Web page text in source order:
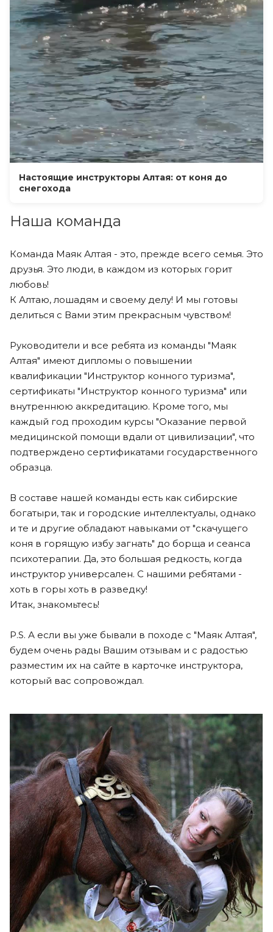
Настоящие инструкторы Алтая: от коня до
снегохода
Наша команда
Команда Маяк Алтая - это, прежде всего семья. Это
друзья. Это люди, в каждом из которых горит
любовь!
К Алтаю, лошадям и своему делу! И мы готовы
делиться с Вами этим прекрасным чувством!
Руководители и все ребята из команды "Маяк
Алтая" имеют дипломы о повышении
квалификации "Инструктор конного туризма",
сертификаты "Инструктор конного туризма" или
внутреннюю аккредитацию. Кроме того, мы
каждый год проходим курсы "Оказание первой
медицинской помощи вдали от цивилизации", что
подтверждено сертификатами государственного
образца.
В составе нашей команды есть как сибирские
богатыри, так и городские интеллектуалы, однако
и те и другие обладают навыками от "скачущего
коня в горящую избу загнать" до борща и сеанса
психотерапии. Да, это большая редкость, когда
инструктор универсален. С нашими ребятами -
хоть в горы хоть в разведку!
Итак, знакомьтесь!
P.S. А если вы уже бывали в походе с "Маяк Алтая",
будем очень рады Вашим отзывам и с радостью
разместим их на сайте в карточке инструктора,
который вас сопровождал.